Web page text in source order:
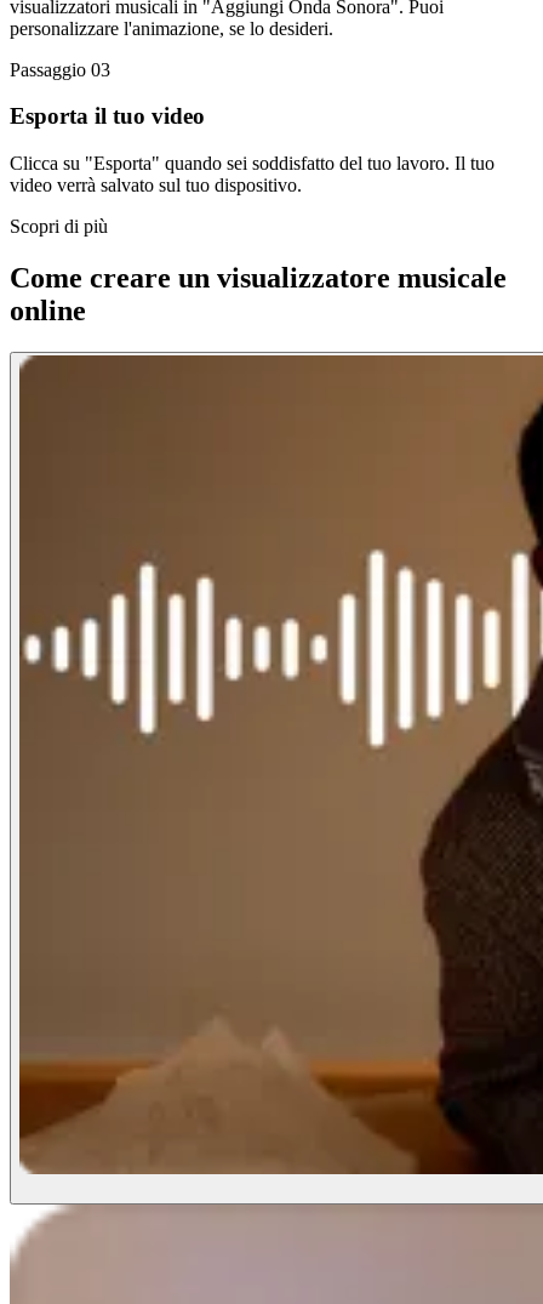
visualizzatori musicali in "Aggiungi Onda Sonora". Puoi
personalizzare l'animazione, se lo desideri.
Passaggio 03
Esporta il tuo video
Clicca su "Esporta" quando sei soddisfatto del tuo lavoro. Il tuo
video verrà salvato sul tuo dispositivo.
Scopri di più
Come creare un visualizzatore musicale
online